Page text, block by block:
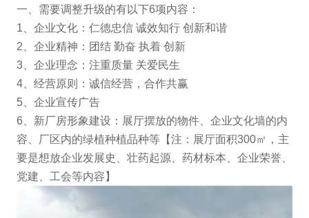
一、需要调整升级的有以下6项内容：
1、企业文化：仁德忠信 诚效知行 创新和谐
2、企业精神：团结 勤奋 执着 创新
3、企业理念：注重质量 关爱民生
4、经营原则：诚信经营，合作共赢
5、企业宣传广告
6、新厂房形象建设：展厅摆放的物件、企业文化墙的内
容、厂区内的绿植种植品种等【注：展厅面积300㎡，主
要是想放企业发展史、壮药起源、药材标本、企业荣誉、
党建、工会等内容】